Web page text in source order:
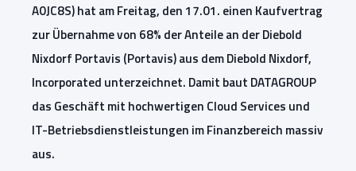
A0JC8S) hat am Freitag, den 17.01. einen Kaufvertrag
zur Übernahme von 68% der Anteile an der Diebold
Nixdorf Portavis (Portavis) aus dem Diebold Nixdorf,
Incorporated unterzeichnet. Damit baut DATAGROUP
das Geschäft mit hochwertigen Cloud Services und
IT-Betriebsdienstleistungen im Finanzbereich massiv
aus.